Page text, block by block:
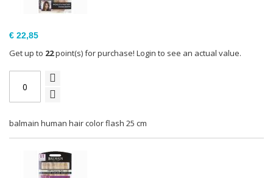
balmain human hair color flash 25 cm
€ 22,85
Get up to 22point(s) for purchase! Login to see an actual value.